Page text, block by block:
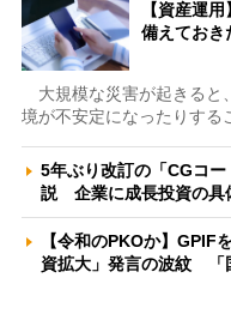
【資産運
備えてお
大規模な災害が起きると
境が不安定になったりする
5年ぶり改訂の「CGコ
説 企業に成長投資の具
【令和のPKOか】GPIF
資拡大」発言の波紋 「